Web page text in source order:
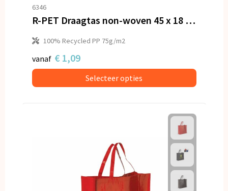
6346
R-PET Draagtas non-woven 45 x 18 x 45cm 75g/m²
100% Recycled PP 75g/m2
vanaf € 1,09
Selecteer opties